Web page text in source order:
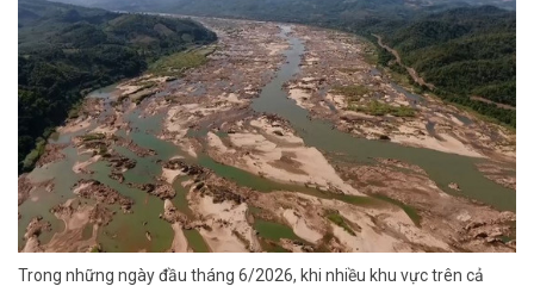
Trong những ngày đầu tháng 6/2026, khi nhiều khu vực trên cả